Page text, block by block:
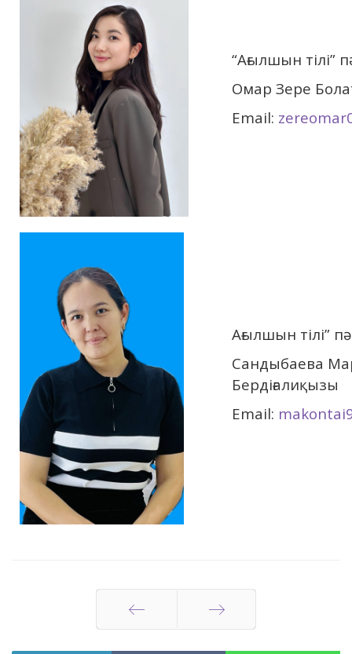
“Ағылшын
Омар Зере
Email:
Ағылшын тілі”
Сандыбаева
Бердіғалиқызы
Email:
Артқа Алға